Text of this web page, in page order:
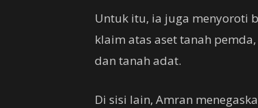
Untuk itu, ia juga menyoroti
klaim atas aset tanah
dan tanah adat.
Di sisi lain, Amran